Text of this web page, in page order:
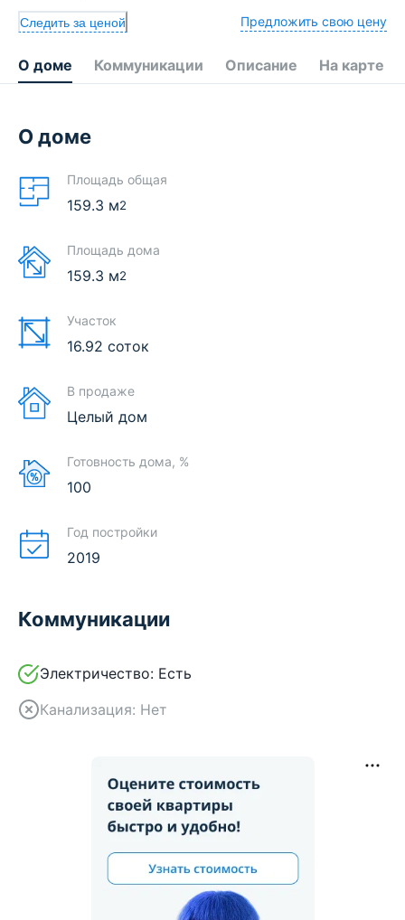
Следить за ценой Предложить свою цену
О доме Коммуникации Описание На карте
О доме
Площадь общая
159.3 м2
Площадь дома
159.3 м2
Участок
16.92 соток
В продаже
Целый дом
Готовность дома, %
100
Год постройки
2019
Коммуникации
Электричество: Есть
Канализация: Нет